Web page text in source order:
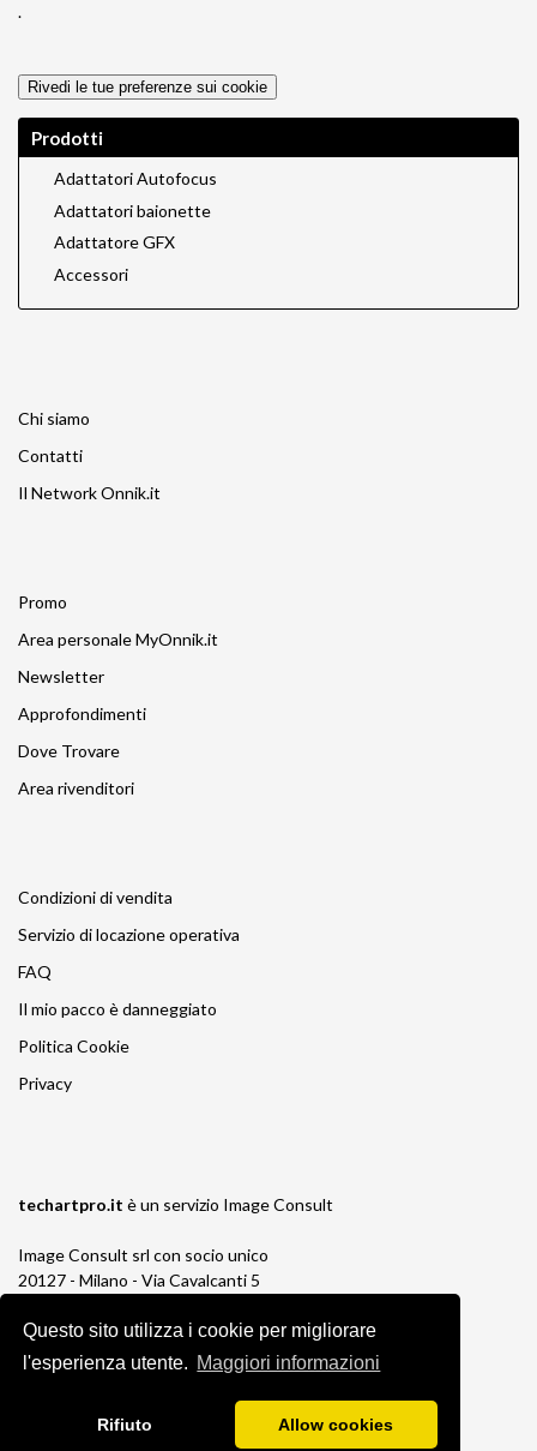
Questo sito utilizza i cookie per migliorare
l'esperienza utente. Maggiori informazioni
Rifiuto Allow cookies
.
Rivedi le tue preferenze sui cookie
Prodotti
Adattatori Autofocus
Adattatori baionette
Adattatore GFX
Accessori
Chi siamo
Contatti
Il Network Onnik.it
Promo
Area personale MyOnnik.it
Newsletter
Approfondimenti
Dove Trovare
Area rivenditori
Condizioni di vendita
Servizio di locazione operativa
FAQ
Il mio pacco è danneggiato
Politica Cookie
Privacy
techartpro.it è un servizio Image Consult
Image Consult srl con socio unico
20127 - Milano - Via Cavalcanti 5
P.IVA e C.F. 03383650961
REA 1673647 CCIAA Milano Monza Brianza
Registro Pile IT13030P00003110